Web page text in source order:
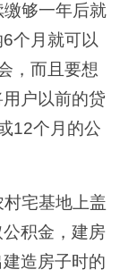
够一年后就
6个月就可以
，而且要想
户以前的贷
12个月的公
宅基地上盖
积金，建房
造房子时的